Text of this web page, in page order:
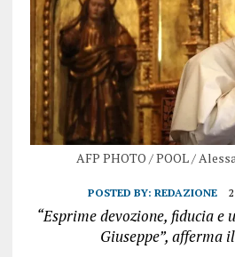
AFP PHOTO / POOL /
POSTED BY: REDAZIONE
“Esprime devozione, fiducia e
Giuseppe”, afferma